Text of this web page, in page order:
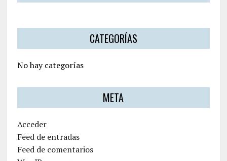
CATEGORÍAS
No hay categorías
META
Acceder
Feed de entradas
Feed de comentarios